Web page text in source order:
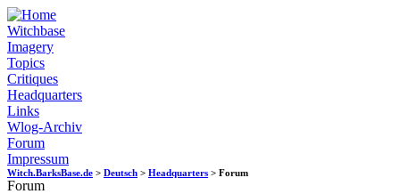
Witchbase
Imagery
Topics
Critiques
Headquarters
Links
Wlog-Archiv
Forum
Impressum
Witch.BarksBase.de > Deutsch > Headquarters > Forum
Forum